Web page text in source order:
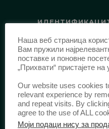
ISSN:0003-2565
еISSN:2406-2693
DOI:10.51204/
ИЗДАВАЧ /
Правни факултет
Наша веб страница
Вам пружили
поставке и поновне
„Прихвати“ пристајете
Our website uses cookies
relevant experience by
and repeat visits. By
agree to the use of ALL
Моји подаци нису за